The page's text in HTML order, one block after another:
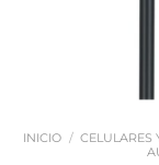
INICIO / CELULARES